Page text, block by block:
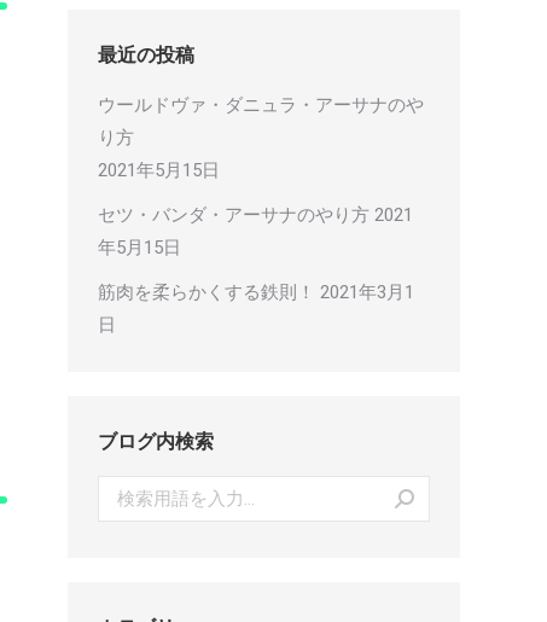
最近の投稿
ウールドヴァ・ダニュラ・アーサナのや
り方
2021年5月15日
セツ・バンダ・アーサナのやり方 2021
年5月15日
筋肉を柔らかくする鉄則！ 2021年3月1
日
ブログ内検索
Search: